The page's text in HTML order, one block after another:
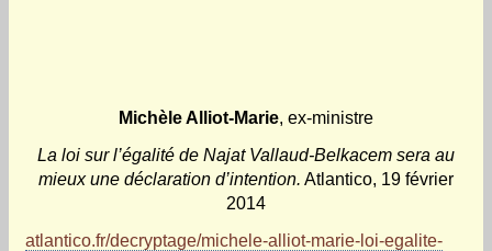
Michèle Alliot-Marie, ex-ministre
La loi sur l’égalité de Najat Vallaud-Belkacem sera au
mieux une déclaration d’intention. Atlantico, 19 février
2014
atlantico.fr/decryptage/michele-alliot-marie-loi-egalite-